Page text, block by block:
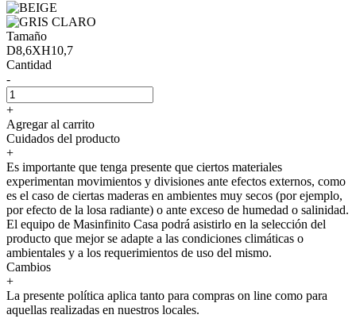
Tamaño
D8,6XH10,7
Cantidad
-
+
Agregar al carrito
Cuidados del producto
+
Es importante que tenga presente que ciertos materiales
experimentan movimientos y divisiones ante efectos externos, como
es el caso de ciertas maderas en ambientes muy secos (por ejemplo,
por efecto de la losa radiante) o ante exceso de humedad o salinidad.
El equipo de Masinfinito Casa podrá asistirlo en la selección del
producto que mejor se adapte a las condiciones climáticas o
ambientales y a los requerimientos de uso del mismo.
Cambios
+
La presente política aplica tanto para compras on line como para
aquellas realizadas en nuestros locales.